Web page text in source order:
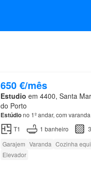
650 €/mês
Estudio em 4400, Santa
do Porto
Estúdiono 1º andar, com varanda
T1
1 banheiro
Garajem Varanda Cozinha
Elevador